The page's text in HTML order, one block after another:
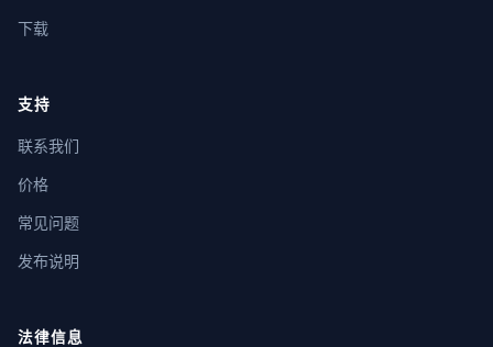
下载
支持
联系我们
价格
常见问题
发布说明
法律信息